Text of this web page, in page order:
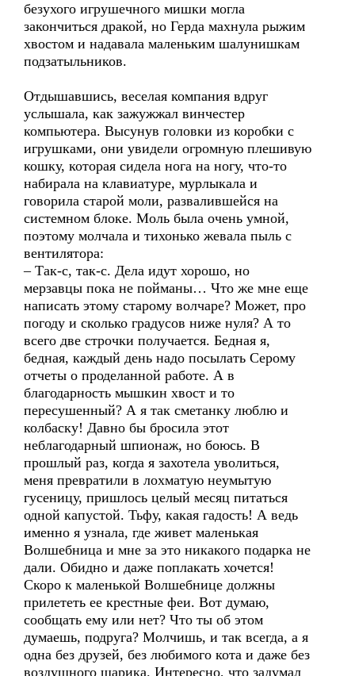
безухого игрушечного мишки могла
закончиться дракой, но Герда махнула рыжим
хвостом и надавала маленьким шалунишкам
подзатыльников.
Отдышавшись, веселая компания вдруг
услышала, как зажужжал винчестер
компьютера. Высунув головки из коробки с
игрушками, они увидели огромную плешивую
кошку, которая сидела нога на ногу, что-то
набирала на клавиатуре, мурлыкала и
говорила старой моли, развалившейся на
системном блоке. Моль была очень умной,
поэтому молчала и тихонько жевала пыль с
вентилятора:
– Так-с, так-с. Дела идут хорошо, но
мерзавцы пока не пойманы… Что же мне еще
написать этому старому волчаре? Может, про
погоду и сколько градусов ниже нуля? А то
всего две строчки получается. Бедная я,
бедная, каждый день надо посылать Серому
отчеты о проделанной работе. А в
благодарность мышкин хвост и то
пересушенный? А я так сметанку люблю и
колбаску! Давно бы бросила этот
неблагодарный шпионаж, но боюсь. В
прошлый раз, когда я захотела уволиться,
меня превратили в лохматую неумытую
гусеницу, пришлось целый месяц питаться
одной капустой. Тьфу, какая гадость! А ведь
именно я узнала, где живет маленькая
Волшебница и мне за это никакого подарка не
дали. Обидно и даже поплакать хочется!
Скоро к маленькой Волшебнице должны
прилететь ее крестные феи. Вот думаю,
сообщать ему или нет? Что ты об этом
думаешь, подруга? Молчишь, и так всегда, а я
одна без друзей, без любимого кота и даже без
воздушного шарика. Интересно, что задумал